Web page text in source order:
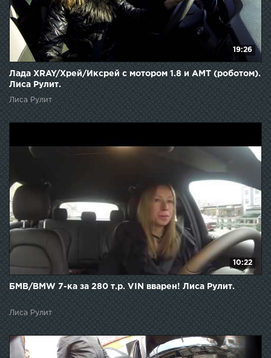
19:26
Лада XRAY/Хрей/Иксрей с мотором 1.8 и AMT (роботом).
Лиса Рулит.
Лиса Рулит
10:22
БМВ/BMW 7-ка за 280 т.р. VIN вварен! Лиса Рулит.
Лиса Рулит